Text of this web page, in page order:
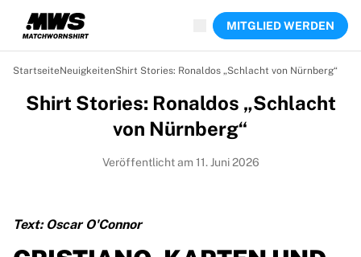
Highlights
Weltmeisterschaftsauktionen
Legend-Kollektion
Tour de France
Weltmeisterschaftsauktionen
MITGLIED WERDEN
StartseiteNeuigkeitenShirt Stories: Ronaldos „Schlacht von Nürnberg“
Shirt Stories: Ronaldos „Schlacht
von Nürnberg“
Veröffentlicht am 11. Juni 2026
Text: Oscar O'Connor